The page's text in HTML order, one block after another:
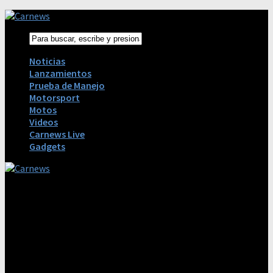
Noticias
Lanzamientos
Prueba de Manejo
Motorsport
Motos
Videos
Carnews Live
Gadgets